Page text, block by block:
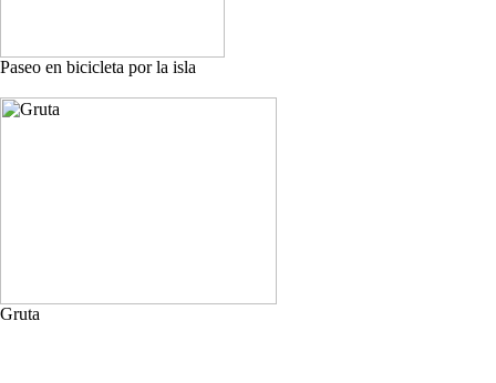
Paseo en bicicleta por la isla
Gruta